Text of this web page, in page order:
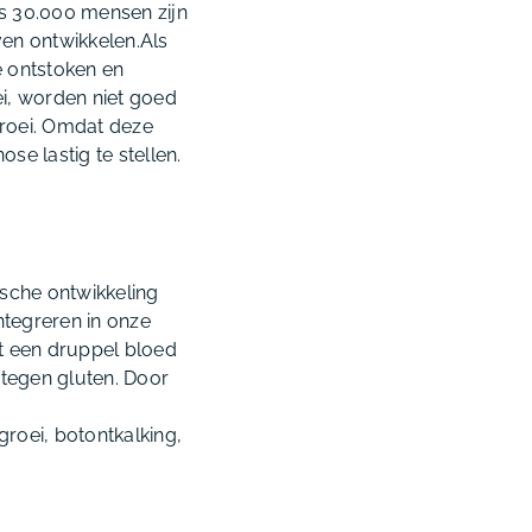
30.000 mensen zijn
ontwikkelen.Als
ontstoken en
worden niet goed
Omdat deze
lastig te stellen.
ontwikkeling
in onze
een druppel bloed
gluten. Door
botontkalking,